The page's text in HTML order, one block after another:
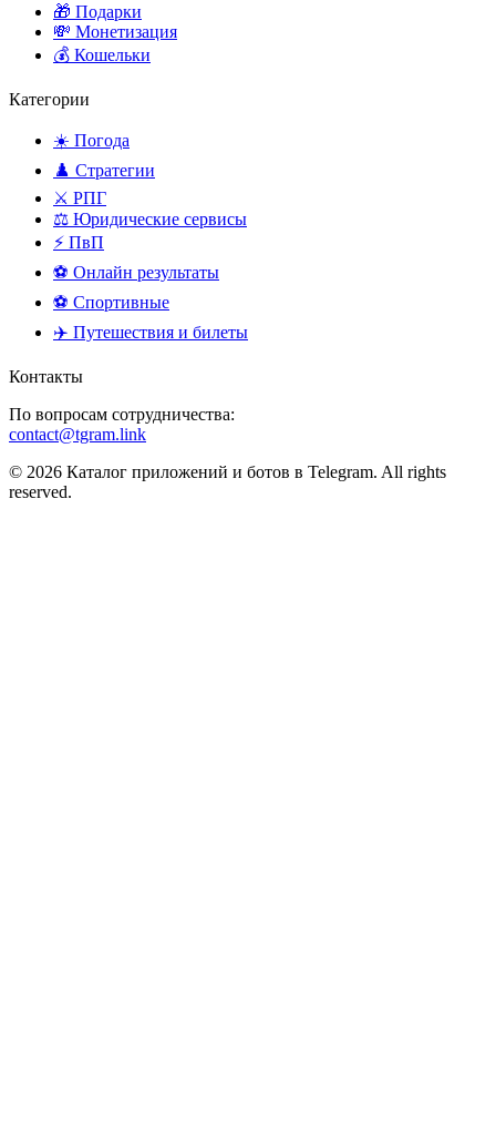
🎁 Подарки
💸 Монетизация
💰 Кошельки
Категории
☀️ Погода
♟️ Стратегии
⚔️ РПГ
⚖️ Юридические сервисы
⚡ ПвП
⚽ Онлайн результаты
⚽ Спортивные
✈️ Путешествия и билеты
Контакты
По вопросам сотрудничества:
contact@tgram.link
© 2026 Каталог приложений и ботов в Telegram. All rights
reserved.